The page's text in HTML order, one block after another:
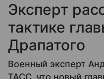
Эксперт
тактике
Драпатого
Военный эксперт
ТАСС, что новый